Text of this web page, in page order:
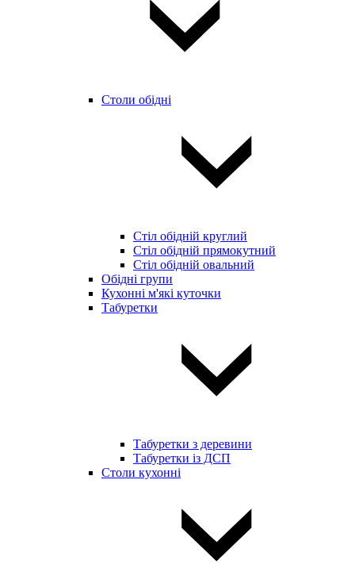
Столи обідні
Стіл обідній круглий
Стіл обідній прямокутний
Стіл обідній овальний
Обідні групи
Кухонні м'які куточки
Табуретки
Табуретки з деревини
Табуретки із ДСП
Столи кухонні